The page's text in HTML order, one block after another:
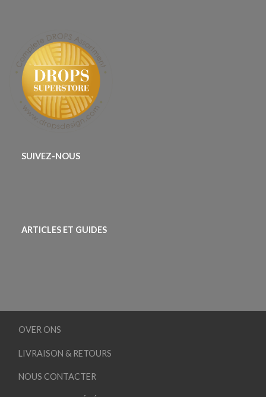
SUIVEZ-NOUS
ARTICLES ET GUIDES
OVER ONS
LIVRAISON & RETOURS
NOUS CONTACTER